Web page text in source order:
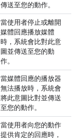
傳送至您的動作。
當使用者停止或離開
媒體回應播放媒體
時，系統會比對此意
圖並傳送至您的動
作。
當媒體回應的播放器
無法播放時，系統會
將此意圖比對並傳送
至您的動作。
當使用者向您的動作
提供肯定的回應時，